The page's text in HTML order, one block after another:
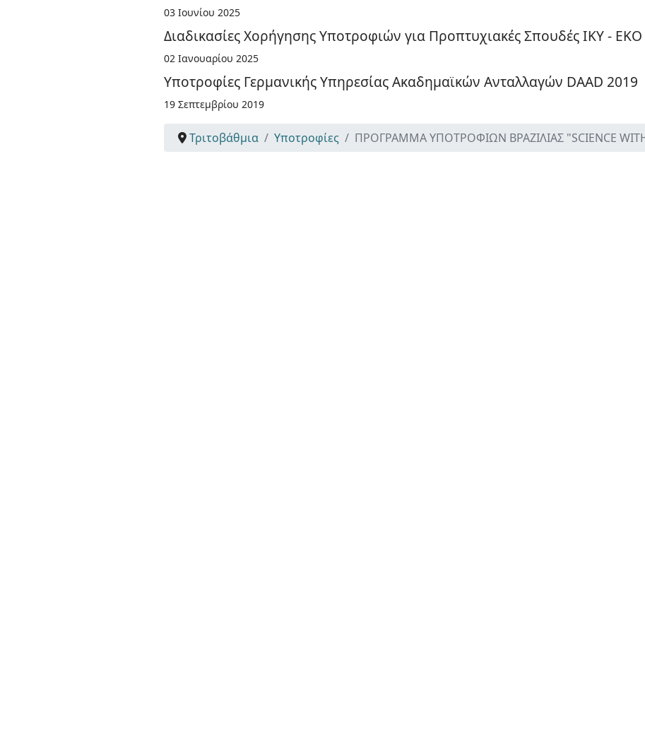
03 Ιουνίου 2025
Διαδικασίες Χορήγησης Υποτροφιών για Προπτυχιακές Σπουδές ΙΚΥ - ΕΚΟ
02 Ιανουαρίου 2025
Υποτροφίες Γερμανικής Υπηρεσίας Ακαδημαϊκών Ανταλλαγών DAAD 2019
19 Σεπτεμβρίου 2019
Τριτοβάθμια Υποτροφίες ΠΡΟΓΡΑΜΜΑ ΥΠΟΤΡΟΦΙΩΝ ΒΡΑΖΙΛΙΑΣ "SCIENCE